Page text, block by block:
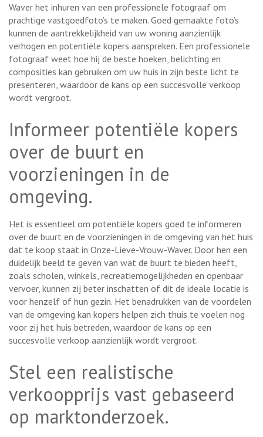
Waver het inhuren van een professionele fotograaf om
prachtige vastgoedfoto’s te maken. Goed gemaakte foto’s
kunnen de aantrekkelijkheid van uw woning aanzienlijk
verhogen en potentiële kopers aanspreken. Een professionele
fotograaf weet hoe hij de beste hoeken, belichting en
composities kan gebruiken om uw huis in zijn beste licht te
presenteren, waardoor de kans op een succesvolle verkoop
wordt vergroot.
Informeer potentiële kopers
over de buurt en
voorzieningen in de
omgeving.
Het is essentieel om potentiële kopers goed te informeren
over de buurt en de voorzieningen in de omgeving van het huis
dat te koop staat in Onze-Lieve-Vrouw-Waver. Door hen een
duidelijk beeld te geven van wat de buurt te bieden heeft,
zoals scholen, winkels, recreatiemogelijkheden en openbaar
vervoer, kunnen zij beter inschatten of dit de ideale locatie is
voor henzelf of hun gezin. Het benadrukken van de voordelen
van de omgeving kan kopers helpen zich thuis te voelen nog
voor zij het huis betreden, waardoor de kans op een
succesvolle verkoop aanzienlijk wordt vergroot.
Stel een realistische
verkoopprijs vast gebaseerd
op marktonderzoek.